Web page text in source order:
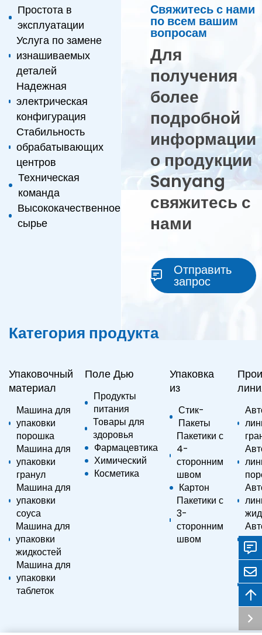
Простота в
эксплуатации
Услуга по замене
изнашиваемых
деталей
Надежная
электрическая
конфигурация
Стабильность
обрабатывающих
центров
Техническая
команда
Высококачественное
сырье
Свяжитесь с нами
по всем вашим
вопросам
Для
получения
более
подробной
информации
о продукции
Sanyang
свяжитесь с
нами
Отправить
запрос
Категория продукта
Упаковочный
материал
Машина для
упаковки
порошка
Машина для
упаковки
гранул
Машина для
упаковки
соуса
Машина для
упаковки
жидкостей
Машина для
упаковки
таблеток
Поле Дью
Продукты
питания
Товары для
здоровья
Фармацевтика
Химический
Косметика
Упаковка
из
Стик-
Пакеты
Пакетики с
4-
сторонним
швом
Картон
Пакетики с
3-
сторонним
швом